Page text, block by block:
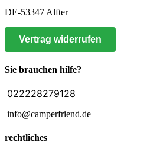
DE-53347 Alfter
Vertrag widerrufen
Sie brauchen hilfe?
022228279128
info@camperfriend.de
rechtliches